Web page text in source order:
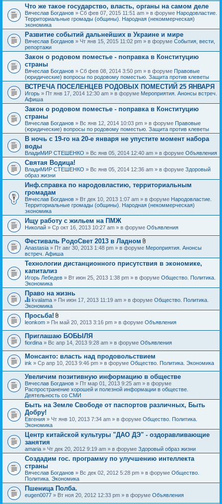
Что же такое государство, власть, органы на самом деле
Вячеслав Богданов » Сб фев 07, 2015 11:51 am » в форуме Народовластие.
Территориальные громады (общины). Народная (некоммерческая)
экономика
Развитие событий дальнейших в Украине и мире
Вячеслав Богданов » Чт янв 15, 2015 11:02 pm » в форуме События, вести,
репортажи
Закон о родовом поместье - поправка в Конституцию
страны
Вячеслав Богданов » Сб фев 08, 2014 3:50 pm » в форуме Правовые
(юридические) вопросы по родовому поместью. Защита против клеветы
ВСТРЕЧА ПОСЕЛЕНЦЕВ РОДОВЫХ ПОМЕСТИЙ 25 ЯНВАРЯ
Игорь » Пт янв 17, 2014 12:30 am » в форуме Мероприятия. Анонсы встреч.
Афиша
Закон о родовом поместье - поправка в Конституцию
страны
Вячеслав Богданов » Вс янв 12, 2014 10:03 pm » в форуме Правовые
(юридические) вопросы по родовому поместью. Защита против клеветы
В ночь с 19-го на 20-е января не упустите момент набора
воды
ВладиМИР СТЕШЕНКО » Вс янв 05, 2014 12:40 am » в форуме Объявления
Святая Водица!
ВладиМИР СТЕШЕНКО » Вс янв 05, 2014 12:36 am » в форуме Здоровый
образ жизни
Инф.справка по народовластию, территориальным
громадам
Вячеслав Богданов » Вт дек 10, 2013 1:07 am » в форуме Народовластие.
Территориальные громады (общины). Народная (некоммерческая)
экономика
Ищу работу с жильем на ПМЖ
Николай » Ср окт 16, 2013 10:27 am » в форуме Объявления
Фестиваль РодоСвет 2013 в Ладном
В
о
ж
н
и
я
Anastasia » Пт авг 30, 2013 1:48 pm » в форуме Мероприятия. Анонсы
встреч. Афиша
Технологии дистанционного присутствия в экономике,
капитализ
Игорь Лебедев » Вт июн 25, 2013 1:38 pm » в форуме Общество. Политика.
Экономика
Право на жизнь
Д
а
н
н
я
т
е
м
а
с
о
д
е
р
ж
и
т
о
п
р
о
с
.
kvalama » Пн июн 17, 2013 11:19 am » в форуме Общество. Политика.
Экономика
Просьба!
В
о
ж
е
н
и
я
leonkom » Пн май 20, 2013 3:16 pm » в форуме Объявления
Приглашаю БОБЫЛЯ
fiordina » Вс апр 14, 2013 9:28 am » в форуме Объявления
Монсанто: власть над продовольствием
ink » Ср апр 10, 2013 9:46 pm » в форуме Общество. Политика. Экономика
Увеличим позитивную информацию в обществе
Вячеслав Богданов » Пт мар 01, 2013 9:25 am » в форуме
Распространение хорошей и полезной информации в обществе.
Деятельность со СМИ
Быть на Земле Свободе от паспортов различных, Быть
Добру!
Евгения » Чт янв 10, 2013 7:34 am » в форуме Общество. Политика.
Экономика
Центр китайской культуры "ДАО ДЭ" - оздоравливающие
занятия
amaria » Чт дек 20, 2012 9:19 am » в форуме Здоровый образ жизни
Создадим гос. программу по улучшению интеллекта
страны
Вячеслав Богданов » Вс дек 02, 2012 5:28 pm » в форуме Общество.
Политика. Экономика
Пшеница Полба.
eugen0077 » Вт ноя 20, 2012 12:33 pm » в форуме Объявления